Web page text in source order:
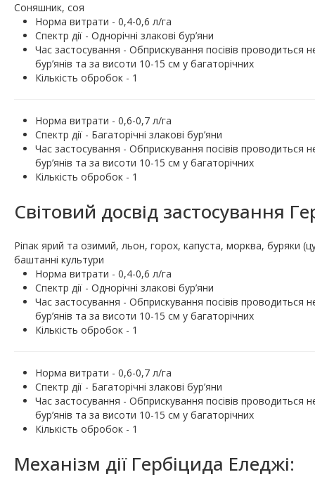
Соняшник, соя
Норма витрати - 0,4-0,6 л/га
Спектр дії - Однорічні злакові бур’яни
Час застосування - Обприскування посівів проводиться
бур’янів та за висоти 10-15 см у багаторічних
Кількість обробок - 1
Норма витрати - 0,6-0,7 л/га
Спектр дії - Багаторічні злакові бур’яни
Час застосування - Обприскування посівів проводиться
бур’янів та за висоти 10-15 см у багаторічних
Кількість обробок - 1
Світовий досвід застосування
Ріпак ярий та озимий, льон, горох, капуста, морква, буряки
баштанні культури
Норма витрати - 0,4-0,6 л/га
Спектр дії - Однорічні злакові бур’яни
Час застосування - Обприскування посівів проводиться
бур’янів та за висоти 10-15 см у багаторічних
Кількість обробок - 1
Норма витрати - 0,6-0,7 л/га
Спектр дії - Багаторічні злакові бур’яни
Час застосування - Обприскування посівів проводиться
бур’янів та за висоти 10-15 см у багаторічних
Кількість обробок - 1
Механізм дії Гербіцида Еледжі: